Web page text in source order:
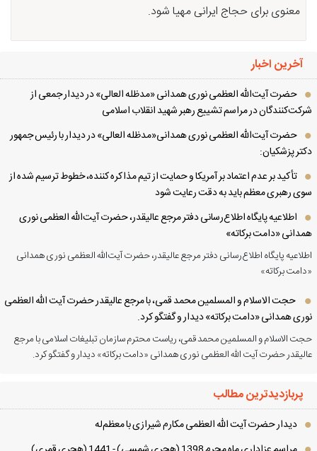
معنوی برای حجاج ایرانی مهیا شود.
آخرین اخبار
حضرت آیت‌الله العظمی نوری همدانی «مدظله العالی» در دیدار جمعی از
در مراسم تشییع رهبر شهید انقلاب اسلامی
حضرت آیت‌الله العظمی نوری همدانی«مدظله العالی» در دیدار با رئیس جمهور
پزشکیان:
تأکید بر عدم اعتماد بر آمریکا و حمایت از تیم مذاکره کننده، خطوط ترسیم شده از
رهبری معظم باید به دقت رعایت شود
اطلاعیه پایگاه اطلاع‌رسانی دفتر مرجع عالیقدر، حضرت آیت‌الله العظمی نوری
«دامت برکاته»
پایگاه اطلاع‌رسانی دفتر مرجع عالیقدر، حضرت آیت‌الله العظمی نوری همدانی
برکاته»
حجت الاسلام و المسلمین محمد قمی، با مرجع عالیقدر حضرت آیت الله العظمی
همدانی «دامت برکاته» دیدار و گفتگو کرد.
الاسلام و المسلمین محمد قمی، ریاست محترم سازمان تبلیغات اسلامی با مرجع
حضرت آیت الله العظمی نوری همدانی «دامت برکاته» دیدار و گفتگو کرد.
پربازدیدترین مطالب
دیدار حضرت آیت الله العظمی مكارم شیرازی با معظم‌له